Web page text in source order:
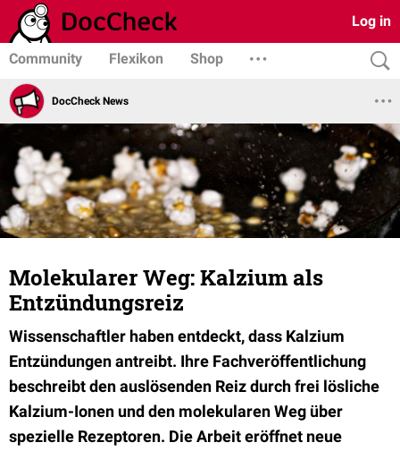
Log in
Community Flexikon Shop
DocCheck News
Molekularer Weg: Kalzium als
Entzündungsreiz
Wissenschaftler haben entdeckt, dass Kalzium
Entzündungen antreibt. Ihre Fachveröffentlichung
beschreibt den auslösenden Reiz durch frei lösliche
Kalzium-Ionen und den molekularen Weg über
spezielle Rezeptoren. Die Arbeit eröffnet neue